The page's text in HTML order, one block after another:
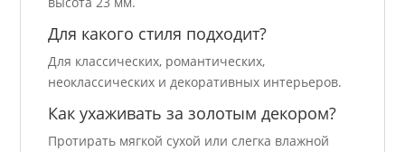
Для какого стиля подходит?
Для классических, романтических,
неоклассических и декоративных интерьеров.
Как ухаживать за золотым декором?
Протирать мягкой сухой или слегка влажной